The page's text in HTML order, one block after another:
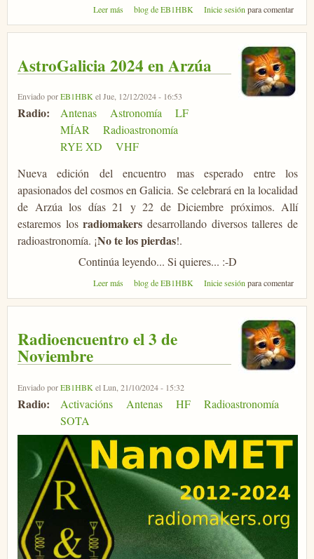
Leer más sobre 7º Cacharreo en Portas, Pontevedra
blog de EB1HBK Inicie sesión para comentar
AstroGalicia 2024 en Arzúa
Enviado porEB1HBK el Jue, 12/12/2024 - 16:53
Radio: Antenas Astronomía
LF
MÍAR
Radioastronomía
RYE XD
VHF
Nueva edición del encuentro mas esperado entre los
apasionados del cosmos en Galicia. Se celebrará en la localidad
de Arzúa los días 21 y 22 de Diciembre próximos. Allí
estaremos losradiomakers desarrollando diversos talleres de
radioastronomía. ¡No te los pierdas!.
Continúa leyendo... Si quieres... :-D
Leer más sobre AstroGalicia 2024 en Arzúa
blog de EB1HBK Inicie sesión para comentar
Radioencuentro el 3 de
Noviembre
Enviado porEB1HBK el Lun, 21/10/2024 - 15:32
Radio: Activacións Antenas HF
Radioastronomía
SOTA